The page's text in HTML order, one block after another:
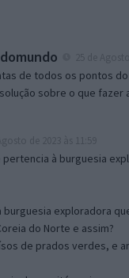
de todos os pontos
sobre o que
pertencia à burguesia
exploradora
do Norte e assim?
de prados verdes, e